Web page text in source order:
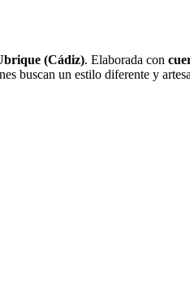
(Cádiz). Elaborada con
buscan un estilo diferente y